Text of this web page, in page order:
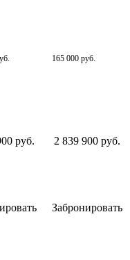
165 000 руб.
руб. 2 839 900 руб.
Забронировать